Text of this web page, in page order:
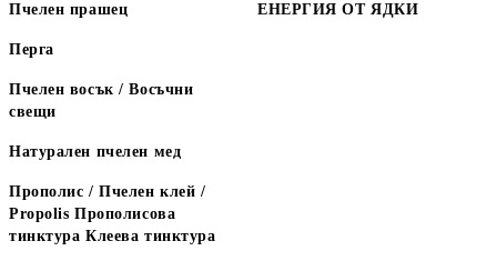
Пчелен прашец
Перга
Пчелен восък / Восъчни
свещи
Натурален пчелен мед
Прополис / Пчелен клей /
Propolis Прополисова
тинктура Клеева тинктура
ЕНЕРГИЯ ОТ ЯДКИ